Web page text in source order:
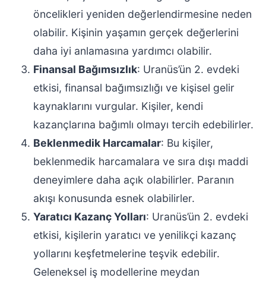
öncelikleri yeniden değerlendirmesine neden
olabilir. Kişinin yaşamın gerçek değerlerini
daha iyi anlamasına yardımcı olabilir.
Finansal Bağımsızlık: Uranüs’ün 2. evdeki
etkisi, finansal bağımsızlığı ve kişisel gelir
kaynaklarını vurgular. Kişiler, kendi
kazançlarına bağımlı olmayı tercih edebilirler.
Beklenmedik Harcamalar: Bu kişiler,
beklenmedik harcamalara ve sıra dışı maddi
deneyimlere daha açık olabilirler. Paranın
akışı konusunda esnek olabilirler.
Yaratıcı Kazanç Yolları: Uranüs’ün 2. evdeki
etkisi, kişilerin yaratıcı ve yenilikçi kazanç
yollarını keşfetmelerine teşvik edebilir.
Geleneksel iş modellerine meydan